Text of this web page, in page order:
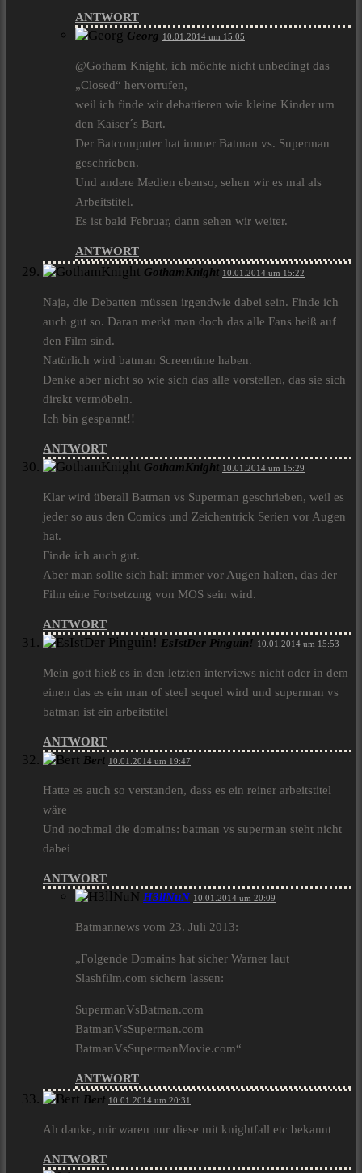
ANTWORT
Georg 10.01.2014 um 15:05
@Gotham Knight, ich möchte nicht unbedingt das
„Closed“ hervorrufen,
weil ich finde wir debattieren wie kleine Kinder um
den Kaiser´s Bart.
Der Batcomputer hat immer Batman vs. Superman
geschrieben.
Und andere Medien ebenso, sehen wir es mal als
Arbeitstitel.
Es ist bald Februar, dann sehen wir weiter.
ANTWORT
GothamKnight 10.01.2014 um 15:22
Naja, die Debatten müssen irgendwie dabei sein. Finde ich
auch gut so. Daran merkt man doch das alle Fans heiß auf
den Film sind.
Natürlich wird batman Screentime haben.
Denke aber nicht so wie sich das alle vorstellen, das sie sich
direkt vermöbeln.
Ich bin gespannt!!
ANTWORT
GothamKnight 10.01.2014 um 15:29
Klar wird überall Batman vs Superman geschrieben, weil es
jeder so aus den Comics und Zeichentrick Serien vor Augen
hat.
Finde ich auch gut.
Aber man sollte sich halt immer vor Augen halten, das der
Film eine Fortsetzung von MOS sein wird.
ANTWORT
EsIstDer Pinguin! 10.01.2014 um 15:53
Mein gott hieß es in den letzten interviews nicht oder in dem
einen das es ein man of steel sequel wird und superman vs
batman ist ein arbeitstitel
ANTWORT
Bert 10.01.2014 um 19:47
Hatte es auch so verstanden, dass es ein reiner arbeitstitel
wäre
Und nochmal die domains: batman vs superman steht nicht
dabei
ANTWORT
H3llNuN 10.01.2014 um 20:09
Batmannews vom 23. Juli 2013:
„Folgende Domains hat sicher Warner laut
Slashfilm.com sichern lassen:
SupermanVsBatman.com
BatmanVsSuperman.com
BatmanVsSupermanMovie.com“
ANTWORT
Bert 10.01.2014 um 20:31
Ah danke, mir waren nur diese mit knightfall etc bekannt
ANTWORT